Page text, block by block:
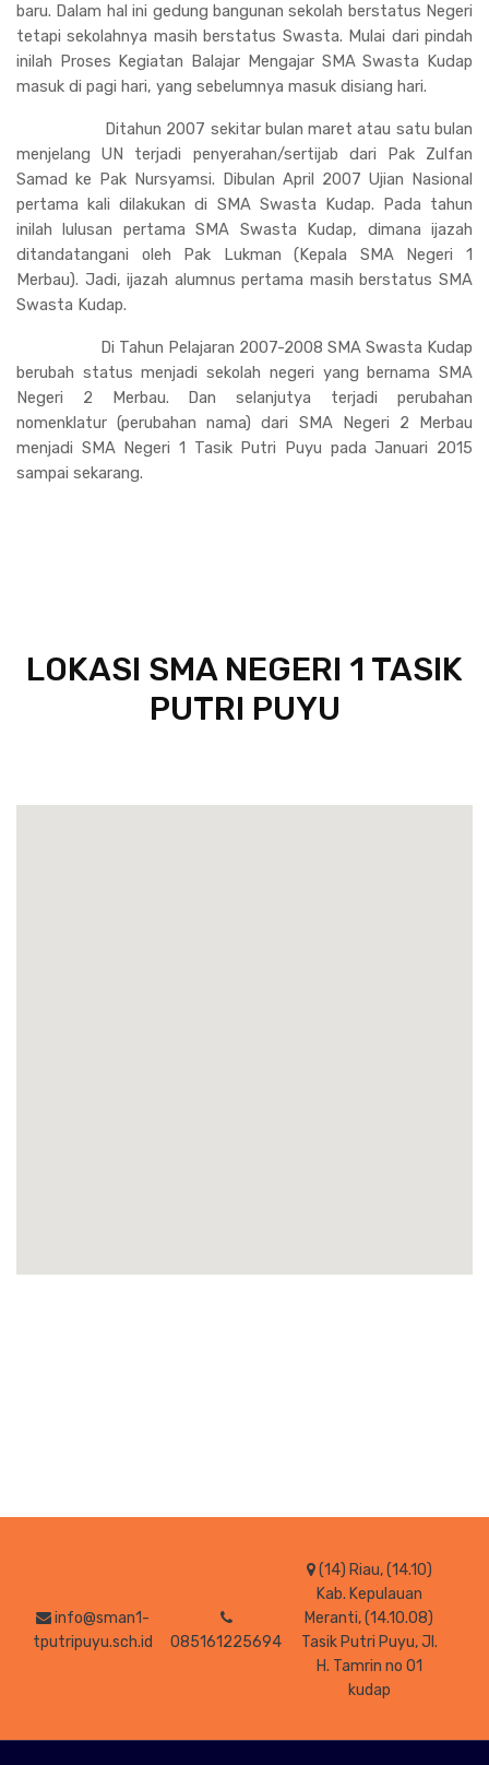
baru. Dalam hal ini gedung bangunan sekolah berstatus Negeri
tetapi sekolahnya masih berstatus Swasta. Mulai dari pindah
inilah Proses Kegiatan Balajar Mengajar SMA Swasta Kudap
masuk di pagi hari, yang sebelumnya masuk disiang hari.
Ditahun 2007 sekitar bulan maret atau satu bulan
menjelang UN terjadi penyerahan/sertijab dari Pak Zulfan
Samad ke Pak Nursyamsi. Dibulan April 2007 Ujian Nasional
pertama kali dilakukan di SMA Swasta Kudap. Pada tahun
inilah lulusan pertama SMA Swasta Kudap, dimana ijazah
ditandatangani oleh Pak Lukman (Kepala SMA Negeri 1
Merbau). Jadi, ijazah alumnus pertama masih berstatus SMA
Swasta Kudap.
Di Tahun Pelajaran 2007-2008 SMA Swasta Kudap
berubah status menjadi sekolah negeri yang bernama SMA
Negeri 2 Merbau. Dan selanjutya terjadi perubahan
nomenklatur (perubahan nama) dari SMA Negeri 2 Merbau
menjadi SMA Negeri 1 Tasik Putri Puyu pada Januari 2015
sampai sekarang.
LOKASI SMA NEGERI 1 TASIK
PUTRI PUYU
info@sman1-
tputripuyu.sch.id
085161225694
(14) Riau, (14.10)
Kab. Kepulauan
Meranti, (14.10.08)
Tasik Putri Puyu, Jl.
H. Tamrin no 01
kudap